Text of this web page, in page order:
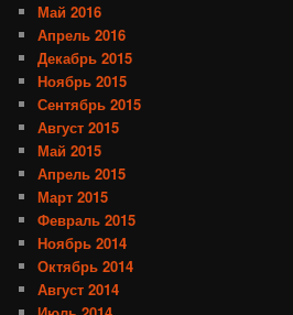
Май 2016
Апрель 2016
Декабрь 2015
Ноябрь 2015
Сентябрь 2015
Август 2015
Май 2015
Апрель 2015
Март 2015
Февраль 2015
Ноябрь 2014
Октябрь 2014
Август 2014